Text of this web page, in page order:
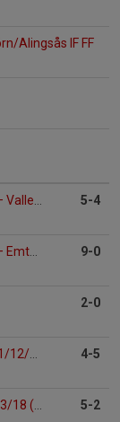
Alingsås IF FF
Vallens IF 5-4
Emtunga/Tråvad/Larv 9-0
2-0
13) 4-5
09/10/11/12) 5-2